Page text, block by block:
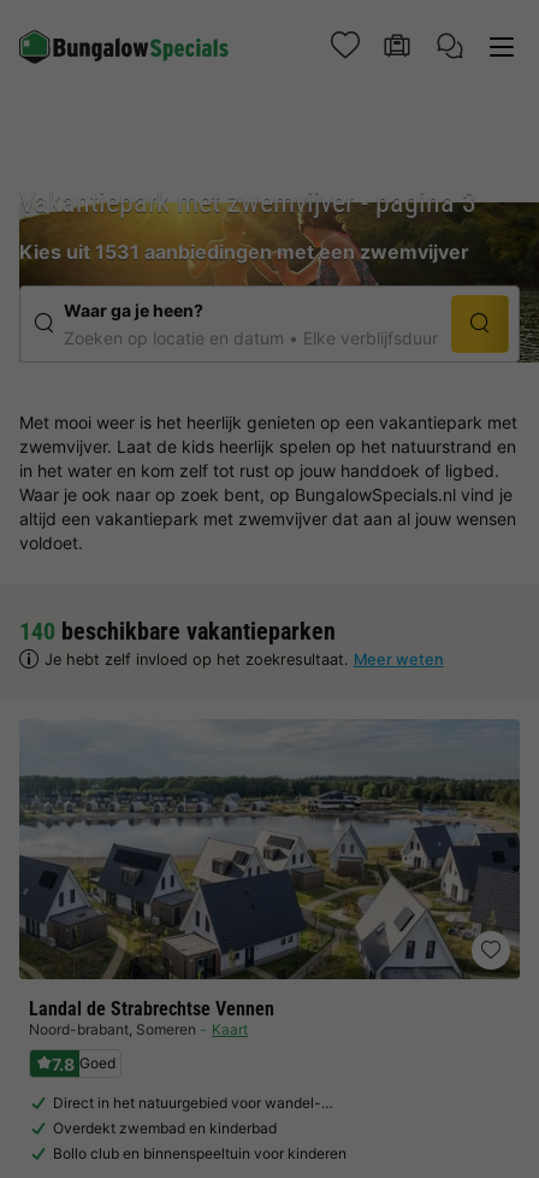
Vakantiepark met zwemvijver - pagina 3
Kies uit 1531 aanbiedingen met een zwemvijver
Waar ga je heen?
Zoeken op locatie en datum
Elke verblijfsduur
Met mooi weer is het heerlijk genieten op een vakantiepark met
zwemvijver. Laat de kids heerlijk spelen op het natuurstrand en
in het water en kom zelf tot rust op jouw handdoek of ligbed.
Waar je ook naar op zoek bent, op BungalowSpecials.nl vind je
altijd een vakantiepark met zwemvijver dat aan al jouw wensen
voldoet.
140 beschikbare vakantieparken
Je hebt zelf invloed op het zoekresultaat. Meer weten
Landal de Strabrechtse Vennen
Noord-brabant, Someren Kaart
7.8 Goed
Direct in het natuurgebied voor wandel-…
Overdekt zwembad en kinderbad
Bollo club en binnenspeeltuin voor kinderen